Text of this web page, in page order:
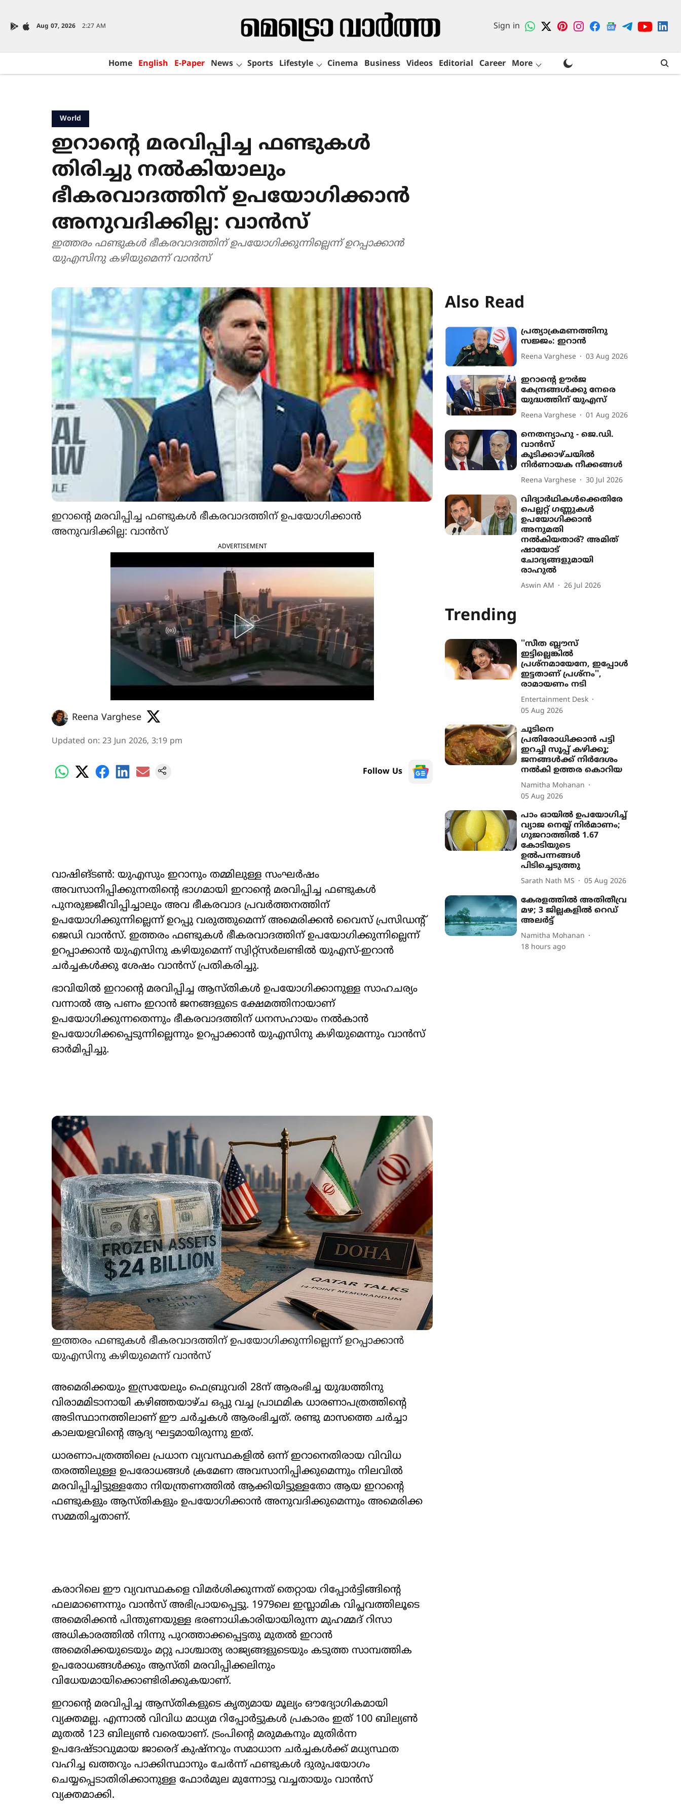
Aug 07, 2026 2:27 AM Sign in
Home English E-Paper News Sports Lifestyle Cinema Business Videos Editorial Career More
World
ഇറാന്‍റെ മരവിപ്പിച്ച ഫണ്ടുകൾ
തിരിച്ചു നൽകിയാലും
ഭീകരവാദത്തിന് ഉപയോഗിക്കാൻ
അനുവദിക്കില്ല: വാൻസ്
ഇത്തരം ഫണ്ടുകൾ ഭീകരവാദത്തിന് ഉപയോഗിക്കുന്നില്ലെന്ന് ഉറപ്പാക്കാൻ
യുഎസിനു കഴിയുമെന്ന് വാൻസ്
ഇറാന്‍റെ മരവിപ്പിച്ച ഫണ്ടുകൾ ഭീകരവാദത്തിന് ഉപയോഗിക്കാൻ
അനുവദിക്കില്ല: വാൻസ്
ADVERTISEMENT
Reena Varghese
Updated on: 23 Jun 2026, 3:19 pm
Follow Us
വാഷിങ്ടൺ: യുഎസും ഇറാനും തമ്മിലുള്ള സംഘർഷം
അവസാനിപ്പിക്കുന്നതിന്‍റെ ഭാഗമായി ഇറാന്‍റെ മരവിപ്പിച്ച ഫണ്ടുകൾ
പുനരുജ്ജീവിപ്പിച്ചാലും അവ ഭീകരവാദ പ്രവർത്തനത്തിന്
ഉപയോഗിക്കുന്നില്ലെന്ന് ഉറപ്പു വരുത്തുമെന്ന് അമെരിക്കൻ വൈസ് പ്രസിഡന്‍റ്
ജെഡി വാൻസ്. ഇത്തരം ഫണ്ടുകൾ ഭീകരവാദത്തിന് ഉപയോഗിക്കുന്നില്ലെന്ന്
ഉറപ്പാക്കാൻ യുഎസിനു കഴിയുമെന്ന് സ്വിറ്റ്സർലണ്ടിൽ യുഎസ്-ഇറാൻ
ചർച്ചകൾക്കു ശേഷം വാൻസ് പ്രതികരിച്ചു.
ഭാവിയിൽ ഇറാന്‍റെ മരവിപ്പിച്ച ആസ്തികൾ ഉപയോഗിക്കാനുള്ള സാഹചര്യം
വന്നാൽ ആ പണം ഇറാന്‍ ജനങ്ങളുടെ ക്ഷേമത്തിനായാണ്
ഉപയോഗിക്കുന്നതെന്നും ഭീകരവാദത്തിന് ധനസഹായം നൽകാൻ
ഉപയോഗിക്കപ്പെടുന്നില്ലെന്നും ഉറപ്പാക്കാൻ യുഎസിനു കഴിയുമെന്നും വാൻസ്
ഓർമിപ്പിച്ചു.
ഇത്തരം ഫണ്ടുകൾ ഭീകരവാദത്തിന് ഉപയോഗിക്കുന്നില്ലെന്ന് ഉറപ്പാക്കാൻ
യുഎസിനു കഴിയുമെന്ന് വാൻസ്
അമെരിക്കയും ഇസ്രയേലും ഫെബ്രുവരി 28ന് ആരംഭിച്ച യുദ്ധത്തിനു
വിരാമമിടാനായി കഴിഞ്ഞയാഴ്ച ഒപ്പു വച്ച പ്രാഥമിക ധാരണാപത്രത്തിന്‍റെ
അടിസ്ഥാനത്തിലാണ് ഈ ചർച്ചകൾ ആരംഭിച്ചത്. രണ്ടു മാസത്തെ ചർച്ചാ
കാലയളവിന്‍റെ ആദ്യ ഘട്ടമായിരുന്നു ഇത്.
ധാരണാപത്രത്തിലെ പ്രധാന വ്യവസ്ഥകളിൽ ഒന്ന് ഇറാനെതിരായ വിവിധ
തരത്തിലുള്ള ഉപരോധങ്ങൾ ക്രമേണ അവസാനിപ്പിക്കുമെന്നും നിലവിൽ
മരവിപ്പിച്ചിട്ടുള്ളതോ നിയന്ത്രണത്തിൽ ആക്കിയിട്ടുള്ളതോ ആയ ഇറാന്‍റെ
ഫണ്ടുകളും ആസ്തികളും ഉപയോഗിക്കാൻ അനുവദിക്കുമെന്നും അമെരിക്ക
സമ്മതിച്ചതാണ്.
കരാറിലെ ഈ വ്യവസ്ഥകളെ വിമർശിക്കുന്നത് തെറ്റായ റിപ്പോർട്ടിങ്ങിന്‍റെ
ഫലമാണെന്നും വാൻസ് അഭിപ്രായപ്പെട്ടു. 1979ലെ ഇസ്ലാമിക വിപ്ലവത്തിലൂടെ
അമെരിക്കൻ പിന്തുണയുള്ള ഭരണാധികാരിയായിരുന്ന മുഹമ്മദ് റിസാ
അധികാരത്തിൽ നിന്നു പുറത്താക്കപ്പെട്ടതു മുതൽ ഇറാൻ
അമെരിക്കയുടെയും മറ്റു പാശ്ചാത്യ രാജ്യങ്ങളുടെയും കടുത്ത സാമ്പത്തിക
ഉപരോധങ്ങൾക്കും ആസ്തി മരവിപ്പിക്കലിനും
വിധേയമായിക്കൊണ്ടിരിക്കുകയാണ്.
ഇറാന്‍റെ മരവിപ്പിച്ച ആസ്തികളുടെ കൃത്യമായ മൂല്യം ഔദ്യോഗികമായി
വ്യക്തമല്ല. എന്നാൽ വിവിധ മാധ്യമ റിപ്പോർട്ടുകൾ പ്രകാരം ഇത് 100 ബില്യൺ
മുതൽ 123 ബില്യൺ വരെയാണ്. ട്രംപിന്‍റെ മരുമകനും മുതിർന്ന
ഉപദേഷ്ടാവുമായ ജാരെദ് കുഷ്നറും സമാധാന ചർച്ചകൾക്ക് മധ്യസ്ഥത
വഹിച്ച ഖത്തറും പാക്കിസ്ഥാനും ചേർന്ന് ഫണ്ടുകൾ ദുരുപയോഗം
ചെയ്യപ്പെടാതിരിക്കാനുള്ള ഫോർമുല മുന്നോട്ടു വച്ചതായും വാൻസ്
വ്യക്തമാക്കി.
Also Read
പ്രത്യാക്രമണത്തിനു
സജ്ജം: ഇറാൻ
Reena Varghese 03 Aug 2026
ഇറാന്‍റെ ഊർജ
കേന്ദ്രങ്ങൾക്കു നേരെ
യുദ്ധത്തിന് യുഎസ്
Reena Varghese 01 Aug 2026
നെതന്യാഹു - ജെ.ഡി.
വാൻസ്
കൂടിക്കാഴ്ചയിൽ
നിർണായക നീക്കങ്ങൾ
Reena Varghese 30 Jul 2026
വിദ‍്യാർഥികൾക്കെതിരേ
പെല്ലറ്റ് ഗണ്ണുകൾ
ഉപയോഗിക്കാൻ
അനുമതി
നൽകിയതാര്? അമിത്
ഷായോട്
ചോദ‍്യങ്ങളുമായി
രാഹുൽ
Aswin AM 26 Jul 2026
Trending
''സീത ബ്ലൗസ്
ഇട്ടില്ലെങ്കിൽ
പ്രശ്നമായേനേ, ഇപ്പോൾ
ഇട്ടതാണ് പ്രശ്നം'',
രാമായണം നടി
Entertainment Desk
05 Aug 2026
ചൂടിനെ
പ്രതിരോധിക്കാൻ പട്ടി
ഇറച്ചി സൂപ്പ് കഴിക്കൂ;
ജനങ്ങൾക്ക് നിർദേശം
നൽകി ഉത്തര കൊറിയ
Namitha Mohanan
05 Aug 2026
പാം ഓയിൽ ഉപയോഗിച്ച്
വ്യാജ നെയ്യ് നിർമാണം;
ഗുജറാത്തിൽ 1.67
കോടിയുടെ
ഉൽപന്നങ്ങൾ
പിടിച്ചെടുത്തു
Sarath Nath MS 05 Aug 2026
കേരളത്തിൽ അതിതീവ്ര
മഴ; 3 ജില്ലകളിൽ റെഡ്
അലർട്ട്
Namitha Mohanan
18 hours ago